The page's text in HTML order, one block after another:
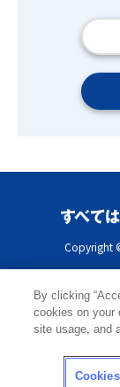
Copyright
By clicking
cookies on your
site usage, and